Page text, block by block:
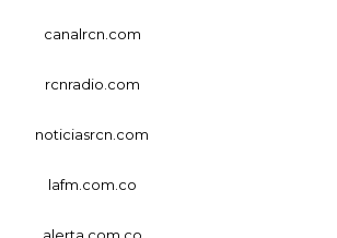
canalrcn.com
rcnradio.com
noticiasrcn.com
lafm.com.co